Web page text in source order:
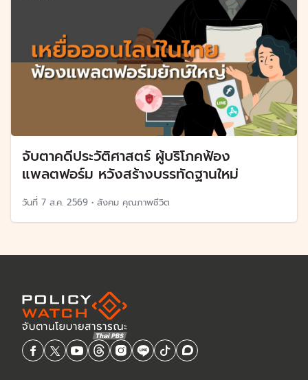
จับตาคดีประวัติศาสตร์ ผู้บริโภคฟ้อง
แพลตฟอร์ม หวังสร้างบรรทัดฐานใหม่
วันที่ 7 ส.ค. 2569 • สังคม คุณภาพชีวิต